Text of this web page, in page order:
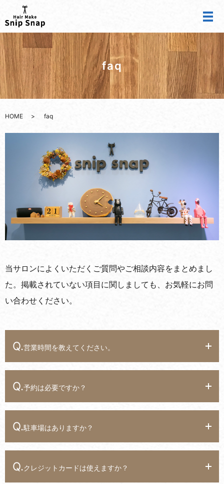
faq
HOME faq
当サロンによくいただくご質問やご相談内容をまとめまし
た。 掲載されていない項目に関しましても、お気軽にお問
い合わせください。
Q.営業時間を教えてください。
Q.予約は必要ですか？
Q.駐車場はありますか？
Q.クレジットカードは使えますか？